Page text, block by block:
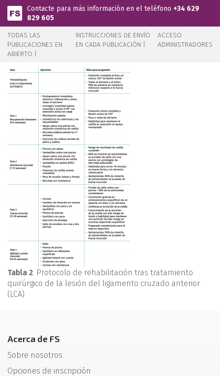
Pasar al contenido principal
Contacte para más información en el teléfono +34 629
829 605
TODAS LAS
PUBLICACIONES EN
ABIERTO |
INSTRUCCIONES DE ENVÍO
EN CADA PUBLICACIÓN |
ACCESO
ADMINISTRADORES
Tabla 2. Protocolo de rehabilitación tras tratamiento
quirúrgico de la lesión del ligamento cruzado anterior
(LCA)
Acerca de FS
Sobre nosotros
Opciones de inscripción